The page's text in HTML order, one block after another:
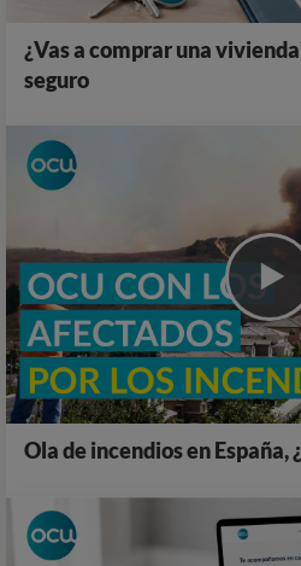
¿Vas a comprar una
seguro
Ola de incendios en España,